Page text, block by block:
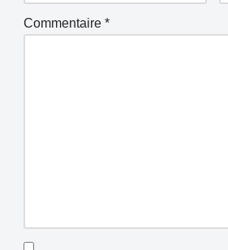
Commentaire *